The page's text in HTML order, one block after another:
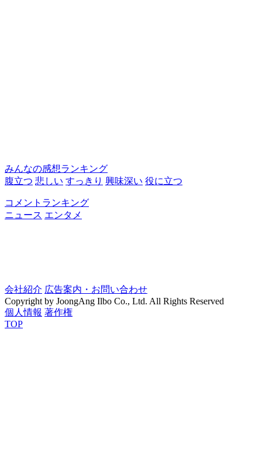
みんなの感想ランキング
腹立つ 悲しい すっきり 興味深い 役に立つ
コメントランキング
ニュース エンタメ
会社紹介 広告案内・お問い合わせ
Copyright by JoongAng Ilbo Co., Ltd. All Rights Reserved
個人情報 著作権
TOP